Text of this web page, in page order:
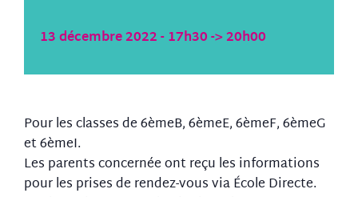
13 décembre 2022 - 17h30->20h00
Pour les classes de 6èmeB, 6èmeE, 6èmeF, 6èmeG
et 6èmeI.
Les parents concernée ont reçu les informations
pour les prises de rendez-vous via École Directe.